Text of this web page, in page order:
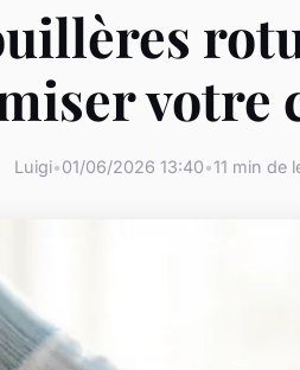
votre
Luigi•01/06/2026 13:40•11 min de